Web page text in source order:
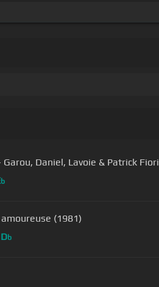
Daniel, Lavoie & Patrick Fiori
b
(1981)
Db